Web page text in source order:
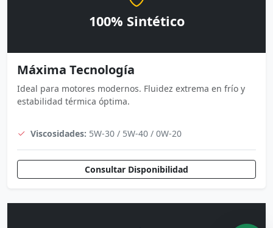
100% Sintético
Máxima Tecnología
Ideal para motores modernos. Fluidez extrema en frío y
estabilidad térmica óptima.
Viscosidades: 5W-30 / 5W-40 / 0W-20
Consultar Disponibilidad